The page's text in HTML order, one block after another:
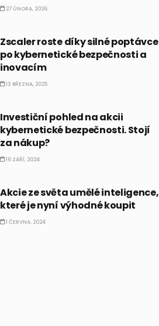
27 ÚNORA, 2026
Zscaler roste díky silné poptávce
po kybernetické bezpečnosti a
inovacím
13 BŘEZNA, 2025
Investiční pohled na akcii
kybernetické bezpečnosti. Stojí
za nákup?
16 ZÁŘÍ, 2024
Akcie ze světa umělé inteligence,
které je nyní výhodné koupit
1 ČERVNA, 2024